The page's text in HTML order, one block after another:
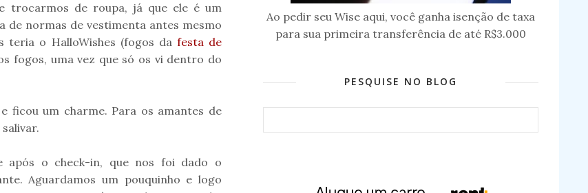
trocarmos de roupa, já que ele é um
normas de vestimenta antes mesmo
teria o HalloWishes (fogos dafesta de
fogos, uma vez que só os vi dentro do
ficou um charme. Para os amantes de
após o check-in, que nos foi dado o
Aguardamos um pouquinho e logo
Ao pedir seu Wise aqui, você ganha isenção de taxa
para sua primeira transferência de até R$3.000
PESQUISE NO BLOG